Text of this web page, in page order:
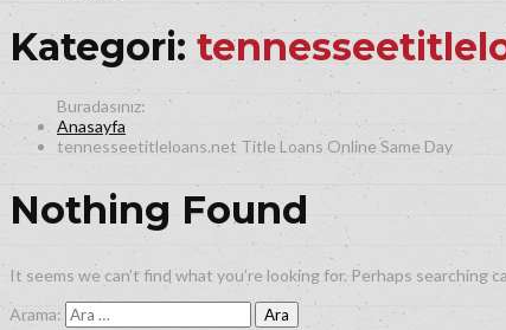
Kategori:
Anasayfa
tennesseetitleloans.net Title Loans Online Same Day
Nothing Found
It seems we can’t find what you’re looking for. Perhaps searching
Arama: